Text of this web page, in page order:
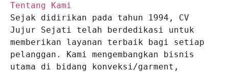
Tentang Kami
Sejak didirikan pada tahun 1994, CV
Jujur Sejati telah berdedikasi untuk
memberikan layanan terbaik bagi setiap
pelanggan. Kami mengembangkan bisnis
utama di bidang konveksi/garment,